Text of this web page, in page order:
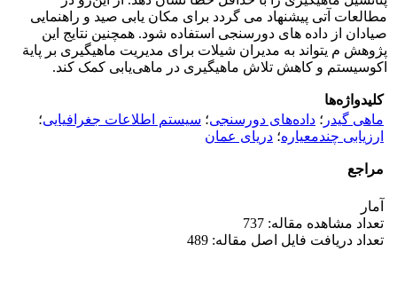
مطالعات آتی پیشنهاد می­ گردد برای مکان‌ یابی صید و راهنمایی
صیادان از داده­ های دورسنجی استفاده شود. همچنین نتایج این
پژوهش م ی­تواند به مدیران شیلات برای مدیریت ماهیگیری بر پایة
اکوسیستم و کاهش تلاش ماهیگیری در ماهی‌یابی کمک ­کند.
کلیدواژه‌ها
ماهی گیدر ؛ داده‌های دورسنجی؛ سیستم اطلاعات جغرافیایی؛
ارزیابی چند‌معیاره؛ دریای عمان
مراجع
آمار
تعداد مشاهده مقاله: 737
تعداد دریافت فایل اصل مقاله: 489